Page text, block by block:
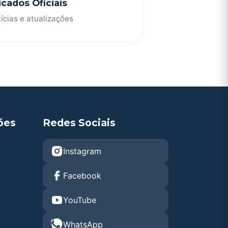
Oficiais
e atualizações
Redes Sociais
Instagram
Facebook
YouTube
WhatsApp